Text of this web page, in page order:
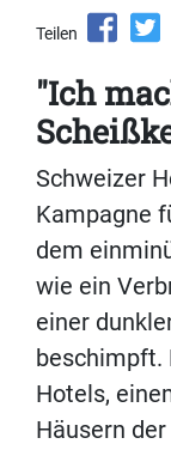
Teilen
"Ich
Schweizer
Kampagne
dem
wie ein
einer
beschimpft.
Hotels,
Häusern